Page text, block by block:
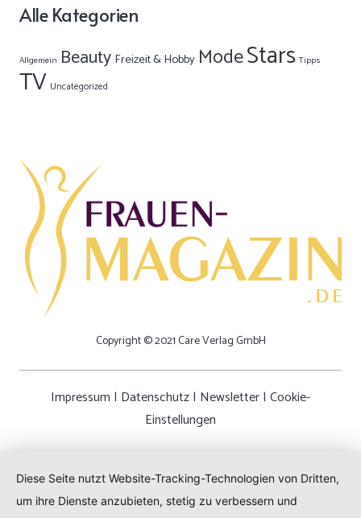
Alle Kategorien
Allgemein Beauty Freizeit & Hobby ModeStars Tipps
TV Uncategorized
Copyright © 2021 Care Verlag GmbH
Impressum | Datenschutz| Newsletter| Cookie-
Einstellungen
Diese Seite nutzt Website-Tracking-Technologien von Dritten,
um ihre Dienste anzubieten, stetig zu verbessern und